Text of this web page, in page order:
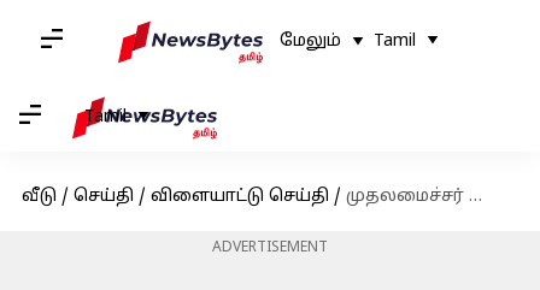
மேலும் Tamil
Tamil
வீடு / செய்தி / விளையாட்டு செய்தி / முதலமைச்சர் கோப்பை 2024 போட்டி நிறைவு: சாம்பியன் பட்டத்தை வென்ற சென்னை அணி
ADVERTISEMENT